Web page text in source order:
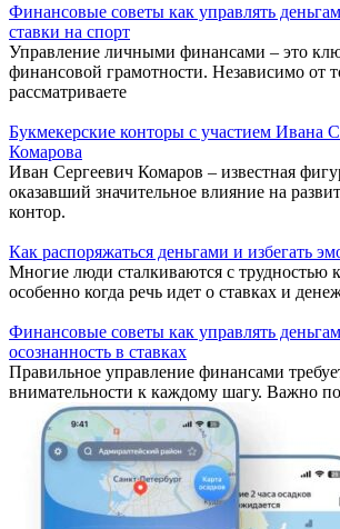
Финансовые советы как управлять
ставки на спорт
Управление личными финансами – это
финансовой грамотности. Независимо от
рассматриваете
Букмекерские конторы с участием Ивана
Комарова
Иван Сергеевич Комаров – известная
оказавший значительное влияние на
контор.
Как распоряжаться деньгами и избегать
Многие люди сталкиваются с трудностью
особенно когда речь идет о ставках и
Финансовые советы как управлять
осознанность в ставках
Правильное управление финансами
внимательности к каждому шагу. Важно